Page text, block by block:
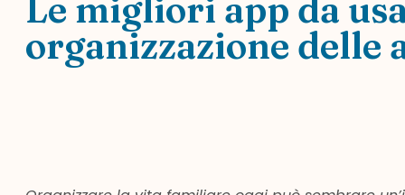
Le migliori app da
organizzazione delle